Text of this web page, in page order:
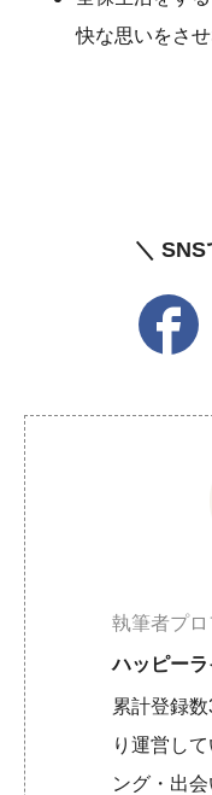
快な思いをさ
＼
執筆者プ
ハッピー
累計登録
り運営し
ング・出